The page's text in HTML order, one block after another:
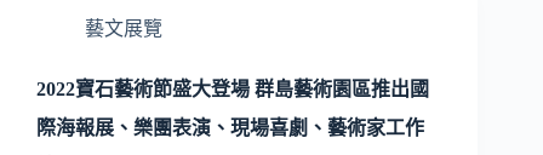
藝文展覽
2022寶石藝術節盛大登場 群島藝術園區推出國
際海報展、樂團表演、現場喜劇、藝術家工作